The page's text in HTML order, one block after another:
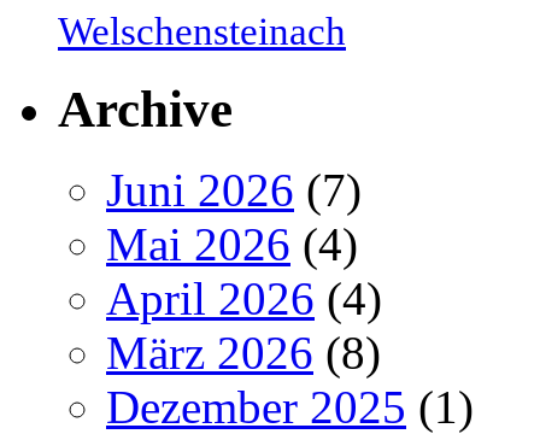
Welschensteinach
Archive
Juni 2026 (7)
Mai 2026 (4)
April 2026 (4)
März 2026 (8)
Dezember 2025 (1)